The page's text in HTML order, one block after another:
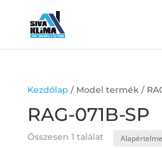
Kezdőlap / Model termék /
RAG-071B-SP
Összesen 1 találat